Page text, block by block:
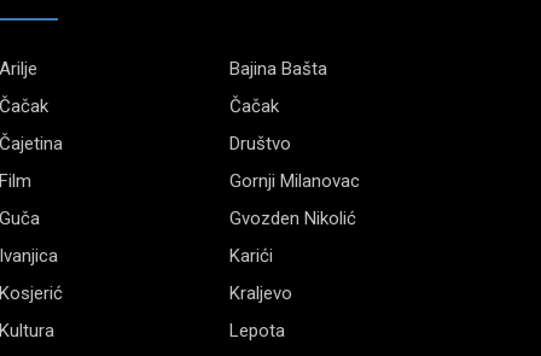
Arilje
Bajina Bašta
Čačak
Čačak
Čajetina
Društvo
Film
Gornji Milanovac
Guča
Gvozden Nikolić
Ivanjica
Karići
Kosjerić
Kraljevo
Kultura
Lepota